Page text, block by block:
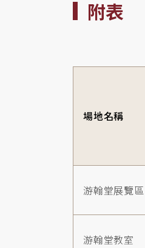
附表
場地名稱
游翰堂展覽區
游翰堂教室